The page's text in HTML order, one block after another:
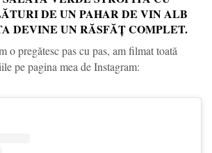
DE UN PAHAR DE VIN ALB
DEVINE UN RĂSFĂȚ COMPLET.
o pregătesc pas cu pas, am filmat toată
pe pagina mea de Instagram: